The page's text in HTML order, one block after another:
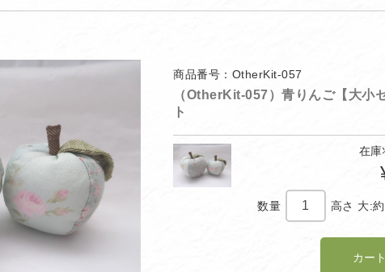
商品番号：OtherKit-057
（OtherKit-057）青りんご【大小
ト
在庫
数量 高さ 大: